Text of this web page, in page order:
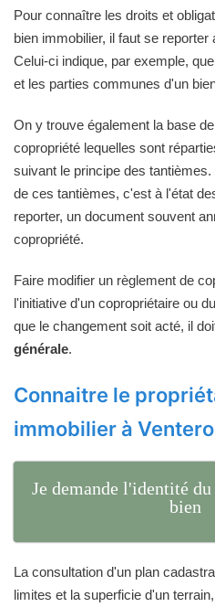
Pour connaître les droits et
bien immobilier, il faut se reporter
Celui-ci indique, par exemple,
et les parties communes d'un
On y trouve également la base
copropriété lequelles sont
suivant le principe des
de ces tantièmes, c'est à l'état
reporter, un document souvent
copropriété.
Faire modifier un règlement de
l'initiative d'un copropriétaire ou
que le changement soit acté, il
générale.
Connaitre le
immobilier à
Je demande l'identité
bien
La consultation d'un plan
limites et la superficie d'un